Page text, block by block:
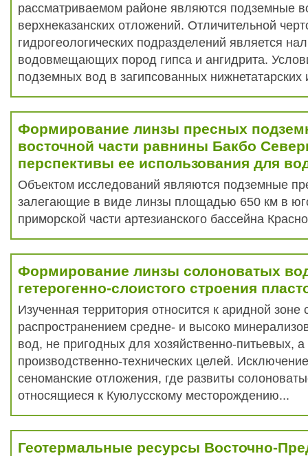
рассматриваемом районе являются подземные
верхнеказанских отложений. Отличительной
гидрогеологических подразделений является
водовмещающих пород гипса и ангидрита.
подземных вод в загипсованных нижнетатарских
Формирование линзы пресных
восточной части равнины Бакбо
перспективы ее использования для
Объектом исследований являются подземные
залегающие в виде линзы площадью 650 км в
приморской части артезианского бассейна
Формирование линзы солоноватых
гетерогенно-слоистого строения
Изученная территория относится к аридной
распространением средне- и высоко
вод, не пригодных для хозяйственно-питьевых, а
производственно-технических целей.
сеноманские отложения, где развиты
относящиеся к Куюлусскому месторождению...
Геотермальные ресурсы Восточно-